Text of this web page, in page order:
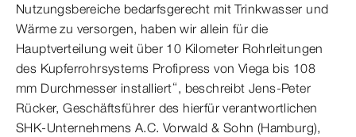
Nutzungsbereiche bedarfsgerecht mit Trinkwasser und
Wärme zu versorgen, haben wir allein für die
Hauptverteilung weit über 10 Kilometer Rohrleitungen
des Kupferrohrsystems Profipress von Viega bis 108
mm Durchmesser installiert“, beschreibt Jens-Peter
Rücker, Geschäftsführer des hierfür verantwortlichen
SHK-Unternehmens A.C. Vorwald & Sohn (Hamburg),